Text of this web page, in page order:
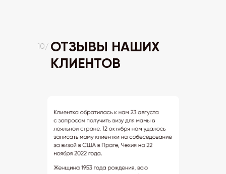
ОТЗЫВЫ НАШИХ
КЛИЕНТОВ
10/